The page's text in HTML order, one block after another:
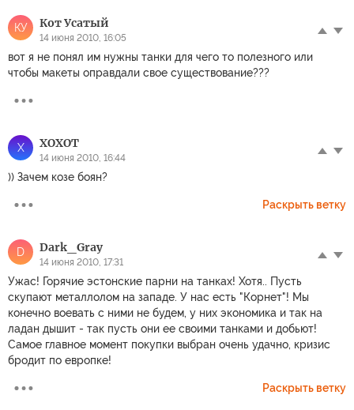
КУ Кот Усатый
14 июня 2010, 16:05
вот я не понял им нужны танки для чего то полезного или
чтобы макеты оправдали свое существование???
X XOXOT
14 июня 2010, 16:44
)) Зачем козе боян?
Раскрыть ветку
D Dark_Gray
14 июня 2010, 17:31
Ужас! Горячие эстонские парни на танках! Хотя.. Пусть
скупают металлолом на западе. У нас есть "Корнет"! Мы
конечно воевать с ними не будем, у них экономика и так на
ладан дышит - так пусть они ее своими танками и добьют!
Самое главное момент покупки выбран очень удачно, кризис
бродит по европке!
Раскрыть ветку